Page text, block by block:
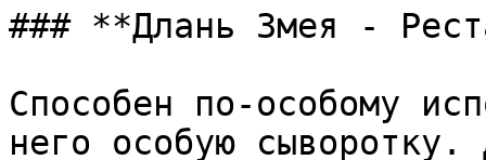
### **Длань Змея -
Способен по-особому
него особую сыворотку.